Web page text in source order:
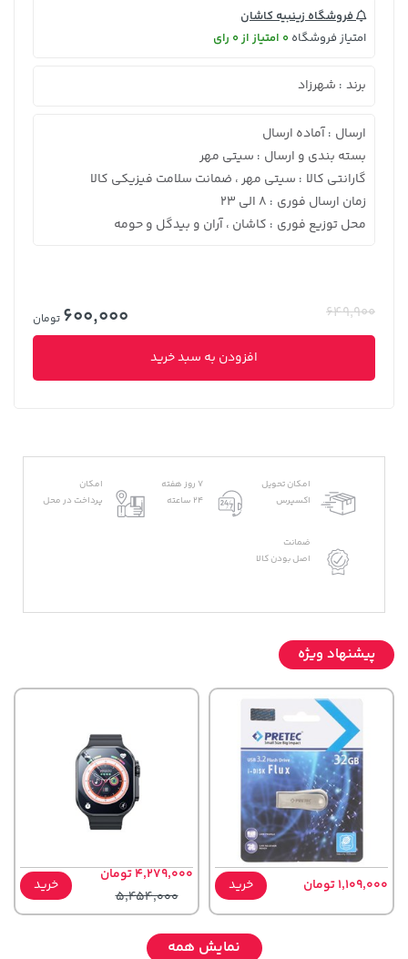
فروشگاه زینبیه کاشان
امتیاز فروشگاه 0 امتیاز از 0 رای
برند : شهرزاد
ارسال : آماده ارسال
بسته بندی و ارسال : سیتی مهر
گارانتی کالا : سیتی مهر ، ضمانت سلامت فیزیکی کالا
زمان ارسال فوری : 8 الی 23
محل توزیع فوری : کاشان ، آران و بیدگل و حومه
649,900
600,000 تومان
افزودن به سبد خرید
امکان تحویل
اکسپرس
7 روز هفته
24 ساعته
امکان
پرداخت در محل
ضمانت
اصل بودن کالا
پیشنهاد ویژه
1,109,000 تومان خرید
4,279,000 تومان
5,454,000
خرید
نمایش همه